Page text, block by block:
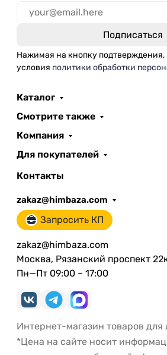
Нажимая на кнопку
условия политики обработки
Каталог
Смотрите также
Компания
Для покупателей
Контакты
zakaz@himbaza.com
Запросить КП
zakaz@himbaza.com
Москва, Рязанский проспект
Пн—Пт 09:00 – 17:00
Интернет-магазин товаров для
*Цена на сайте носит